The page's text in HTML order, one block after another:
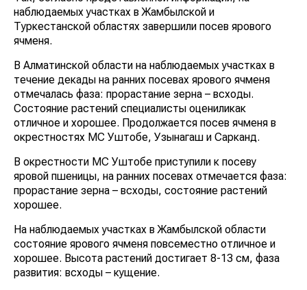
наблюдаемых участках в Жамбылской и
Туркестанской областях завершили посев ярового
ячменя.
В Алматинской области на наблюдаемых участках в
течение декады на ранних посевах ярового ячменя
отмечалась фаза: прорастание зерна – всходы.
Состояние растений специалисты оцениликак
отличное и хорошее. Продолжается посев ячменя в
окрестностях МС Уштобе, Узынагаш и Сарканд.
В окрестности МС Уштобе приступили к посеву
яровой пшеницы, на ранних посевах отмечается фаза:
прорастание зерна – всходы, состояние растений
хорошее.
На наблюдаемых участках в Жамбылской области
состояние ярового ячменя повсеместно отличное и
хорошее. Высота растений достигает 8-13 см, фаза
развития: всходы – кущение.